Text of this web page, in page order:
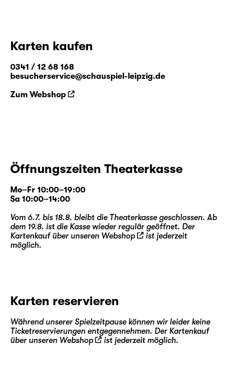
Karten kaufen
0341 / 12 68 168
besucherservice@schauspiel-leipzig.de
Zum Webshop
Öffnungszeiten Theaterkasse
Mo–Fr 10:00–19:00
Sa 10:00–14:00
Vom 6.7. bis 18.8. bleibt die Theaterkasse geschlossen. Ab
dem 19.8. ist die Kasse wieder regulär geöffnet. Der
Kartenkauf über unseren Webshop
ist jederzeit
möglich.
Karten reservieren
Während unserer Spielzeitpause können wir leider keine
Ticketreservierungen entgegennehmen. Der Kartenkauf
über unseren Webshop ist jederzeit möglich.